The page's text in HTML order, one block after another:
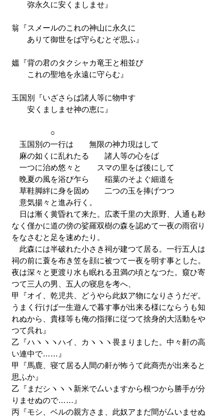
弥永久に安くましませ』
翁『スメールのこれの神山に永久に
ありて御世をば守らむとぞ思ふ』
媼『背の君のタクシャカ竜王と相並び
これの聖地を永遠に守らむ』
玉国別『いざさらば諸人等に物申す
安くましませ神の恵に』
○
玉国別の一行は 無限の神力現はして
麻の如くに乱れたる 諸人等の心をば
一つに治め悠々と スマの里をば後にして
晩夏の風を浴び乍ら 稲葉のそよぐ細道を
草鞋脚絆に身を固め 二つの玉を捧げつつ
意気揚々と進み行く。
日は漸く黄昏れて来た。広袤千里の大原野、人通も尠
なく僅かに道の傍の娑羅双樹の森を認めて一夜の雨宿り
をなさむと足を速めたり。
此森には半破れた小さき祠が建つて居る。一行五人は
祠の前に蓑を布き笠を顔に被つて一夜を明す事とした。
夜は深々と更渡り水も眠れる丑満の頃となつた。窺ひ寄
つて三人の男、五人の寝息を考へ、
甲『オイ、乾児共、どうやら此奴ア物になりさうだぞ。
うまく行けば一生遊んで暮す事が出来る様にならうも知
れぬから、貴様等も俺の指揮に従つて捨身的大活動をや
つて呉れ』
乙『ハヽヽヽハイ、カヽヽヽ畏まりました。中々鼾の高
い連中で……』
甲『馬鹿、寝て居る人間の鼾が怖うて此商売が出来ると
思ふか』
乙『まだシヽヽヽ新米で厶いますから根つから勝手が分
りませぬので……』
丙『モシ、ベルの親方さま、此奴アまだ間が厶いませぬ